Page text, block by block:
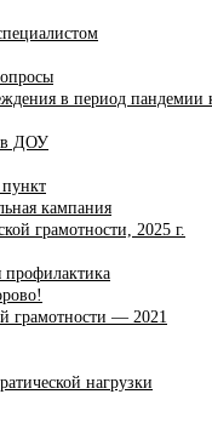
в период пандемии
в ДОУ
кампания
грамотности, 2025 г.
профилактика
грамотности — 2021
нагрузки